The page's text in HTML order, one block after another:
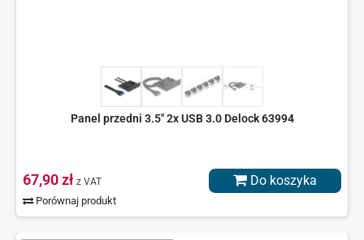
Panel przedni 3.5" 2x USB 3.0 Delock 63994
67,90 zł z VAT
Porównaj produkt
Do koszyka